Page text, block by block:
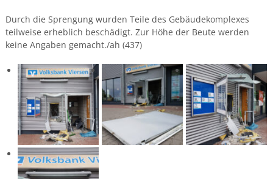
Durch die Sprengung wurden Teile des Gebäudekomplexes
teilweise erheblich beschädigt. Zur Höhe der Beute werden
keine Angaben gemacht./ah (437)